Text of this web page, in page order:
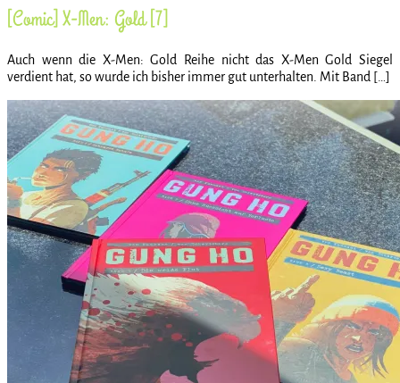
[Comic] X-Men: Gold [7]
Auch wenn die X-Men: Gold Reihe nicht das X-Men Gold Siegel
verdient hat, so wurde ich bisher immer gut unterhalten. Mit Band […]